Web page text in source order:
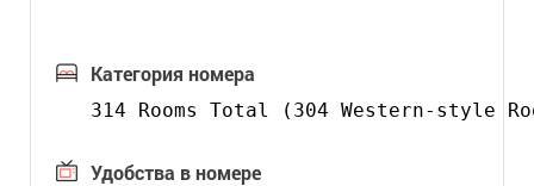
Категория номера
314 Rooms Total (304 Western-style
Удобства в номере